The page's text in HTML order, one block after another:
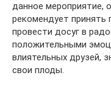
данное мероприятие,
рекомендует принять
провести досуг в
положительными
влиятельных друзей,
свои плоды.